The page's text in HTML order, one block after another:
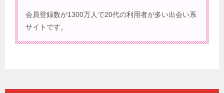
会員登録数が1300万人で20代の利用者が多い出会い系
サイトです。